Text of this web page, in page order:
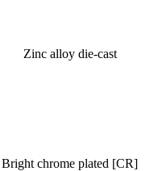
Zinc alloy die-cast
Bright chrome plated [CR]